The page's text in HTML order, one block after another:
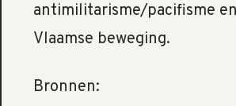
antimilitarisme/pacifisme
Vlaamse beweging.
Bronnen: